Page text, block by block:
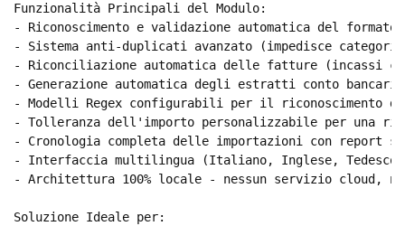
Funzionalità Principali del Modulo:
- Riconoscimento e validazione automatica del formato
- Sistema anti-duplicati avanzato (impedisce
- Riconciliazione automatica delle fatture (incassi
- Generazione automatica degli estratti conto bancari
- Modelli Regex configurabili per il riconoscimento
- Tolleranza dell'importo personalizzabile per una
- Cronologia completa delle importazioni con report
- Interfaccia multilingua (Italiano, Inglese, Tedesco)
- Architettura 100% locale - nessun servizio cloud,
Soluzione Ideale per: